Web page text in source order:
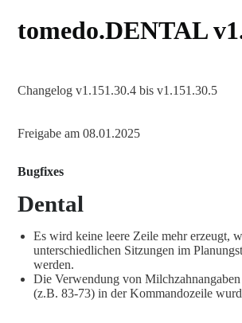
tomedo.DENTAL
Changelog v1.151.30.4 bis v1.151.30.5
Freigabe am 08.01.2025
Bugfixes
Dental
Es wird keine leere Zeile mehr erzeugt,
unterschiedlichen Sitzungen im
werden.
Die Verwendung von
(z.B. 83-73) in der Kommandozeile